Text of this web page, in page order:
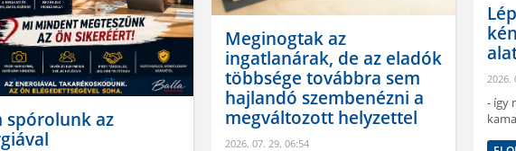
Meginogtak az
ingatlanárak, de az eladók
többsége továbbra sem
hajlandó szembenézni a
megváltozott helyzettel
2026. 07. 29. 06:54
Lépéshelyzetbe
kényszerül, aki a Covid
alatt vett fel lakáshitelt
2026. 07. 23. 06:45
- így mentheti meg a törlesztőjét a
kamatstop után